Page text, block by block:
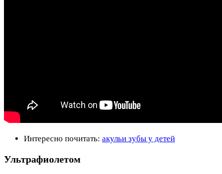
Интересно почитать: акульи зубы у детей
Ультрафиолетом